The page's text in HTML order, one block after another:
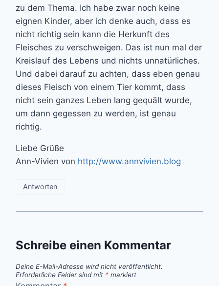
zu dem Thema. Ich habe zwar noch keine
eignen Kinder, aber ich denke auch, dass es
nicht richtig sein kann die Herkunft des
Fleisches zu verschweigen. Das ist nun mal der
Kreislauf des Lebens und nichts unnatürliches.
Und dabei darauf zu achten, dass eben genau
dieses Fleisch von einem Tier kommt, dass
nicht sein ganzes Leben lang gequält wurde,
um dann gegessen zu werden, ist genau
richtig.
Liebe Grüße
Ann-Vivien von http://www.annvivien.blog
Antworten
Schreibe einen Kommentar
Deine E-Mail-Adresse wird nicht veröffentlicht.
Erforderliche Felder sind mit * markiert